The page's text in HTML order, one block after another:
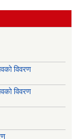
विवरण
विवरण